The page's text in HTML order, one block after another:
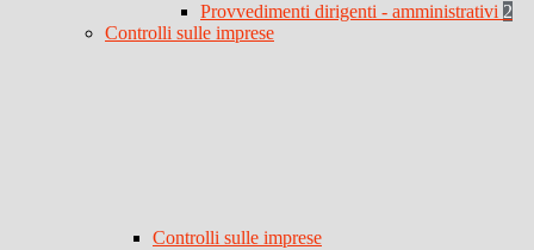
Provvedimenti dirigenti - amministrativi 2
Controlli sulle imprese
Controlli sulle imprese